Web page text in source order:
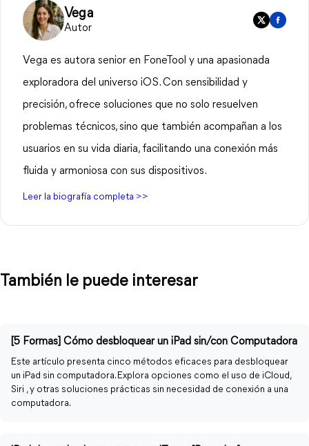
Vega
Autor
Vega es autora senior en FoneTool y una apasionada
exploradora del universo iOS. Con sensibilidad y
precisión, ofrece soluciones que no solo resuelven
problemas técnicos, sino que también acompañan a los
usuarios en su vida diaria, facilitando una conexión más
fluida y armoniosa con sus dispositivos.
Leer la biografía completa >>
También le puede interesar
[5 Formas] Cómo desbloquear un iPad sin/con Computadora
Este artículo presenta cinco métodos eficaces para desbloquear
un iPad sin computadora. Explora opciones como el uso de iCloud,
Siri , y otras soluciones prácticas sin necesidad de conexión a una
computadora.